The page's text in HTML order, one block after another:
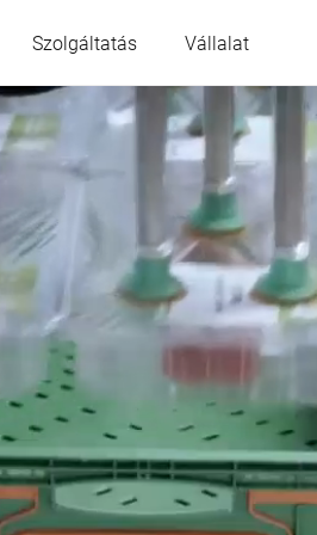
Szolgáltatás Vállalat
Belgium
Németország
Olaszország
Portugália
Szlovákia